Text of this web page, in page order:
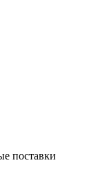
поставки